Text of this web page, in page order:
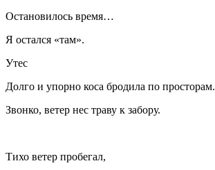
Остановилось время…
Я остался «там».
Утес
Долго и упорно коса бродила по просторам.
Звонко, ветер нес траву к забору.
Тихо ветер пробегал,